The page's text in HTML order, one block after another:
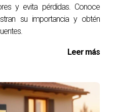
en su casa durante más
se sintió abrumada
presentación del espacio
descripción detallada del
y evita pérdidas. Conoce
su importancia y obtén
Leer más